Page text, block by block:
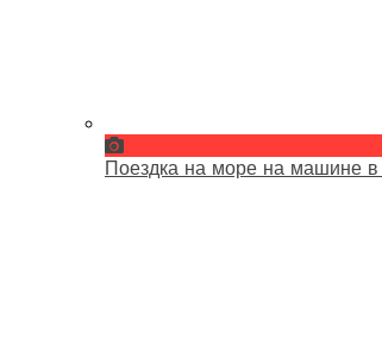
Поездка на море на машине